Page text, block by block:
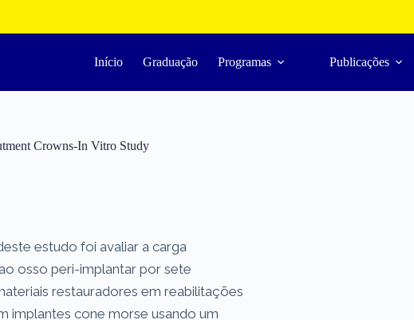
Início Graduação Programas Publicações
Crowns-In Vitro Study
estudo foi avaliar a carga
osso peri-implantar por sete
restauradores em reabilitações
implantes cone morse usando um